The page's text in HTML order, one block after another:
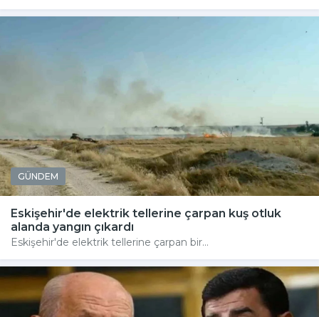
GÜNDEM
Eskişehir'de elektrik tellerine çarpan kuş otluk
alanda yangın çıkardı
Eskişehir'de elektrik tellerine çarpan bir...